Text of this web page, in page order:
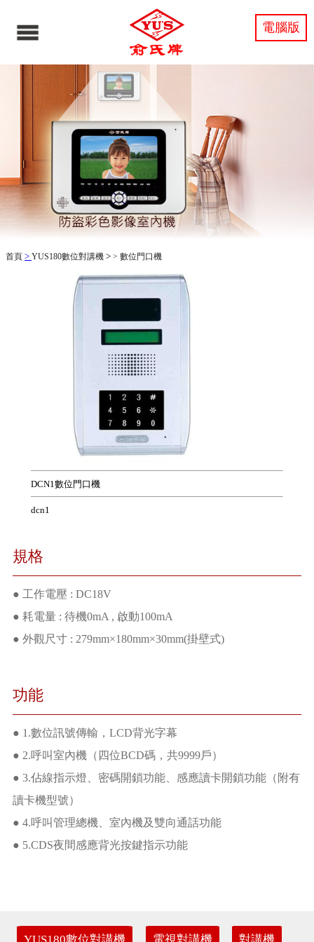
電腦版
首頁 > YUS180數位對講機 > > 數位門口機
DCN1數位門口機
dcn1
規格
● 工作電壓 : DC18V
● 耗電量 : 待機0mA , 啟動100mA
● 外觀尺寸 : 279mm×180mm×30mm(掛壁式)
功能
● 1.數位訊號傳輸，LCD背光字幕
● 2.呼叫室內機（四位BCD碼，共9999戶）
● 3.佔線指示燈、密碼開鎖功能、感應讀卡開鎖功能（附有
讀卡機型號）
● 4.呼叫管理總機、室內機及雙向通話功能
● 5.CDS夜間感應背光按鍵指示功能